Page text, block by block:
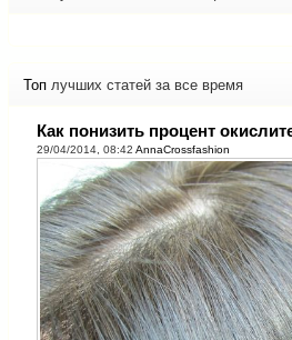
Топ лучших статей за все время
Как понизить процент
29/04/2014, 08:42 AnnaCrossfashion